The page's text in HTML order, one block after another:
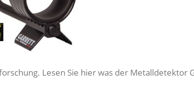
Lesen Sie hier was der Metalldetektor